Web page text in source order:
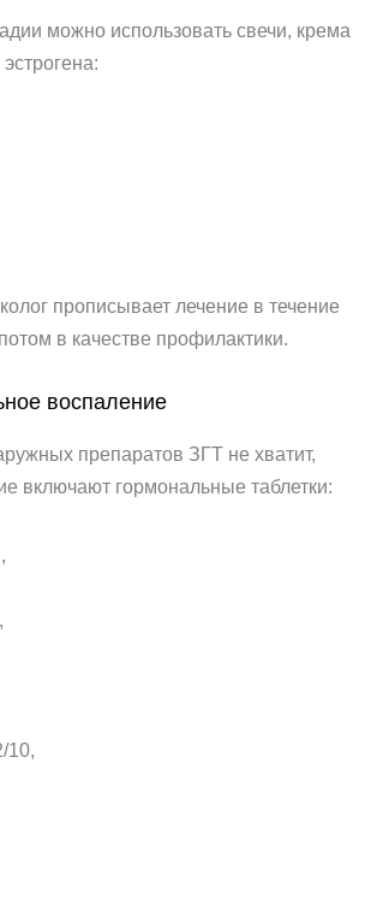
можно использовать свечи, крема
прописывает лечение в течение
в качестве профилактики.
воспаление
препаратов ЗГТ не хватит,
включают гормональные таблетки:
10,